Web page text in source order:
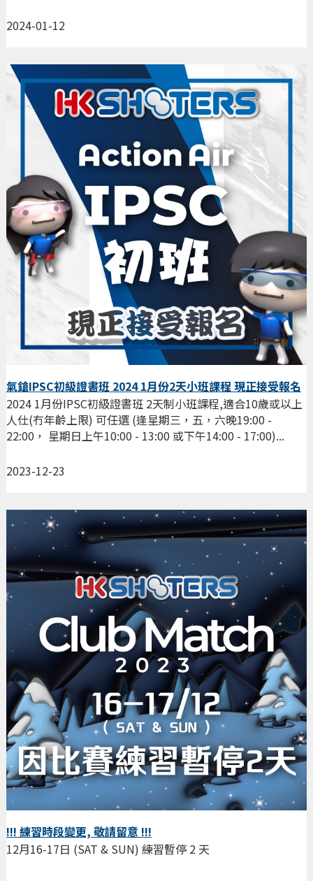
2024-01-12
氣鎗IPSC初級證書班 2024 1月份2天小班課程 現正接受報名
2023-12-23
2024 1月份IPSC初級證書班 2天制小班課程,適合10歲或以上
人仕(冇年齡上限) 可任選 (逢星期三，五，六晚19:00 -
22:00， 星期日上午10:00 - 13:00 或下午14:00 - 17:00)...
!!! 練習時段變更, 敬請留意 !!!
12月16-17日 (SAT & SUN) 練習暫停 2 天